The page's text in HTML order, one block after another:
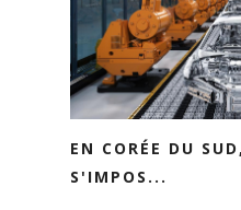
EN CORÉE DU
S'IMPOS...